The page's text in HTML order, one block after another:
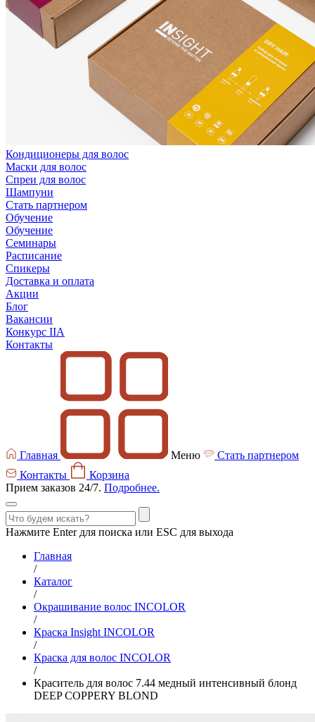
Кондиционеры для волос
Маски для волос
Спреи для волос
Шампуни
Стать партнером
Обучение
Обучение
Семинары
Расписание
Спикеры
Доставка и оплата
Акции
Блог
Вакансии
Конкурс IIA
Контакты
Главная Меню
Стать партнером
Контакты
Корзина
Прием заказов 24/7. Подробнее.
Нажмите Enter для поиска или ESC для выхода
Главная
/
Каталог
/
Окрашивание волос INCOLOR
/
Краска Insight INCOLOR
/
Краска для волос INCOLOR
/
Краситель для волос 7.44 медный интенсивный блонд
DEEP COPPERY BLOND